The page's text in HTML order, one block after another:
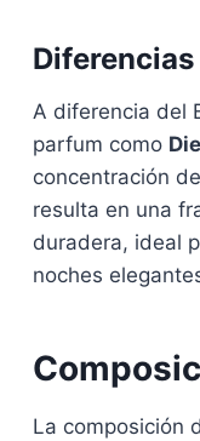
A diferencia del
parfum como
concentración
resulta en una
duradera, ideal
noches
La composición